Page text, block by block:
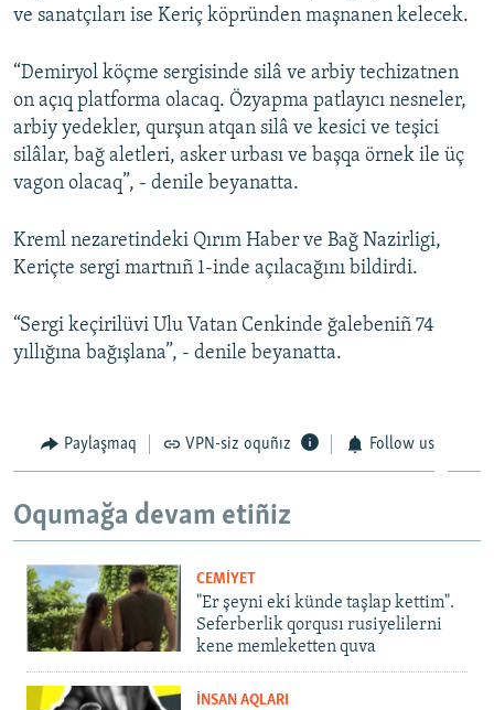
RFE/RS bütün saytları
ve sanatçıları ise Keriç köpründen maşnanen kelecek.
“Demiryol köçme sergisinde silâ ve arbiy techizatnen
on açıq platforma olacaq. Özyapma patlayıcı nesneler,
arbiy yedekler, qurşun atqan silâ ve kesici ve teşici
silâlar, bağ aletleri, asker urbası ve başqa örnek ile üç
vagon olacaq”, - denile beyanatta.
Kreml nezaretindeki Qırım Haber ve Bağ Nazirligi,
Keriçte sergi martnıñ 1-inde açılacağını bildirdi.
“Sergi keçirilüvi Ulu Vatan Cenkinde ğalebeniñ 74
yıllığına bağışlana”, - denile beyanatta.
Paylaşmaq VPN-siz oquñız Follow us
Oqumağa devam etiñiz
CEMİYET
"Er şeyni eki künde taşlap kettim".
Seferberlik qorqusı rusiyelilerni
kene memleketten quva
İNSAN AQLARI